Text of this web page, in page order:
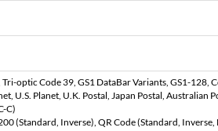
optic Code 39, GS1 DataBar Variants, GS1-128,
U.S. Planet, U.K. Postal, Japan Postal, Australian
C)
(Standard, Inverse), QR Code (Standard,